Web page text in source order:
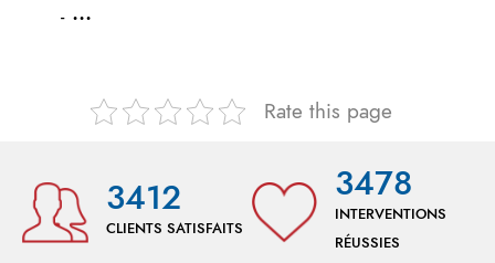
…
Rate this page
3412
CLIENTS SATISFAITS
3478
INTERVENTIONS
RÉUSSIES